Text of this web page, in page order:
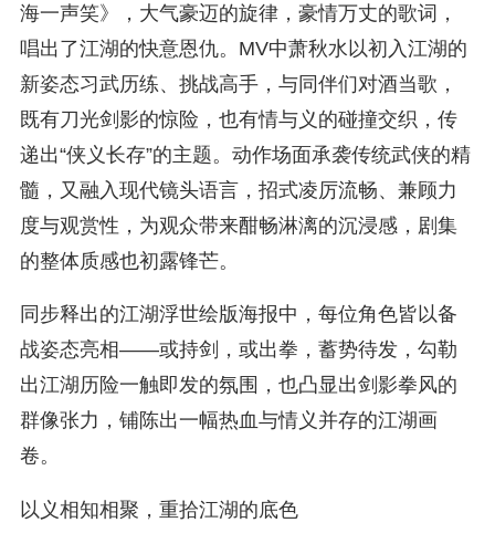
海一声笑》，大气豪迈的旋律，豪情万丈的歌词，
唱出了江湖的快意恩仇。MV中萧秋水以初入江湖的
新姿态习武历练、挑战高手，与同伴们对酒当歌，
既有刀光剑影的惊险，也有情与义的碰撞交织，传
递出“侠义长存”的主题。动作场面承袭传统武侠的精
髓，又融入现代镜头语言，招式凌厉流畅、兼顾力
度与观赏性，为观众带来酣畅淋漓的沉浸感，剧集
的整体质感也初露锋芒。
同步释出的江湖浮世绘版海报中，每位角色皆以备
战姿态亮相——或持剑，或出拳，蓄势待发，勾勒
出江湖历险一触即发的氛围，也凸显出剑影拳风的
群像张力，铺陈出一幅热血与情义并存的江湖画
卷。
以义相知相聚，重拾江湖的底色